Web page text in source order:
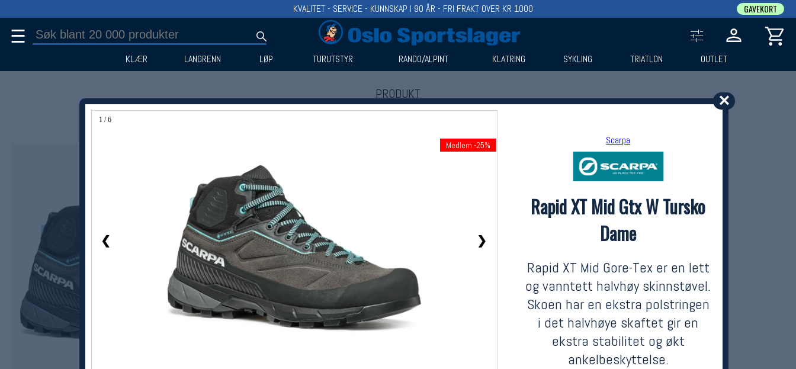
✕
1 / 6
❮ ❯
Medlem -25% Scarpa
Rapid XT Mid Gtx W Tursko
Dame
Rapid XT Mid Gore-Tex er en lett
og vanntett halvhøy skinnstøvel.
Skoen har en ekstra polstringen
i det halvhøye skaftet gir en
ekstra stabilitet og økt
ankelbeskyttelse.
KVALITET - SERVICE - KUNNSKAP I 90 ÅR - FRI FRAKT OVER KR 1000 GAVEKORT
☰
KLÆR LANGRENN LØP TURUTSTYR RANDO/ALPINT KLATRING SYKLING TRIATLON OUTLET
PRODUKT
Produkter (1)
Medlem -25%